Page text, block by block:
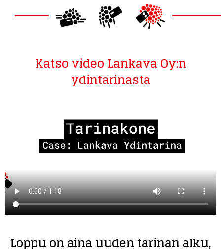
Katso video Lankava Oy:n
ydintarinasta
Loppu on aina uuden tarinan alku,